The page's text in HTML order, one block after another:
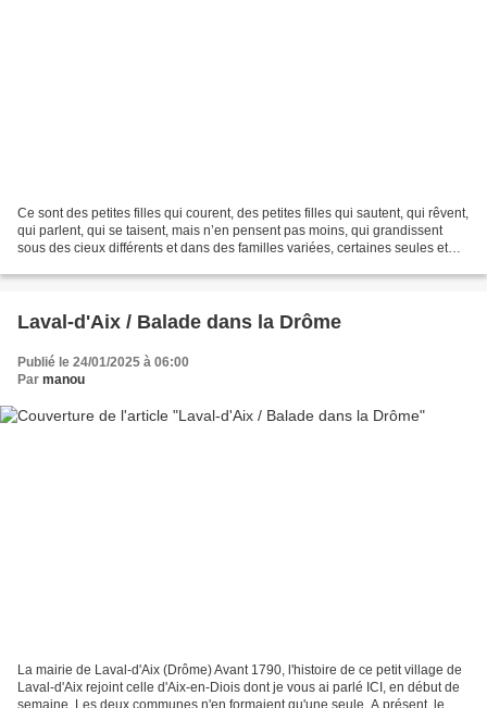
Ce sont des petites filles qui courent, des petites filles qui sautent, qui rêvent,
qui parlent, qui se taisent, mais n’en pensent pas moins, qui grandissent
sous des cieux différents et dans des familles variées, certaines seules et
Laval-d'Aix / Balade dans la Drôme
Publié le 24/01/2025 à 06:00
Par manou
La mairie de Laval-d'Aix (Drôme) Avant 1790, l'histoire de ce petit village de
Laval-d'Aix rejoint celle d'Aix-en-Diois dont je vous ai parlé ICI, en début de
semaine. Les deux communes n'en formaient qu'une seule. A présent, le